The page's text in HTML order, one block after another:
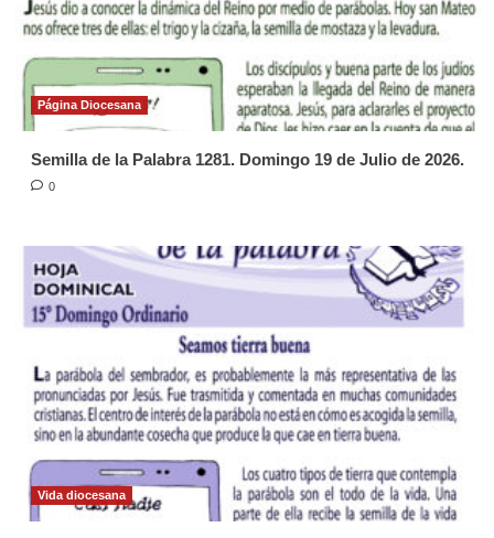
Página Diocesana
Semilla de la Palabra 1281. Domingo 19 de Julio de 2026.
0
Vida diocesana